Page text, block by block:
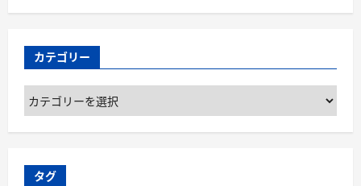
カテゴリー
カ
ゴ
ー
タグ